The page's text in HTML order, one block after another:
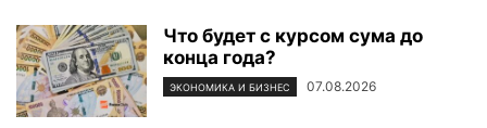
Что будет с курсом сума до
конца года?
ЭКОНОМИКА И БИЗНЕС 07.08.2026